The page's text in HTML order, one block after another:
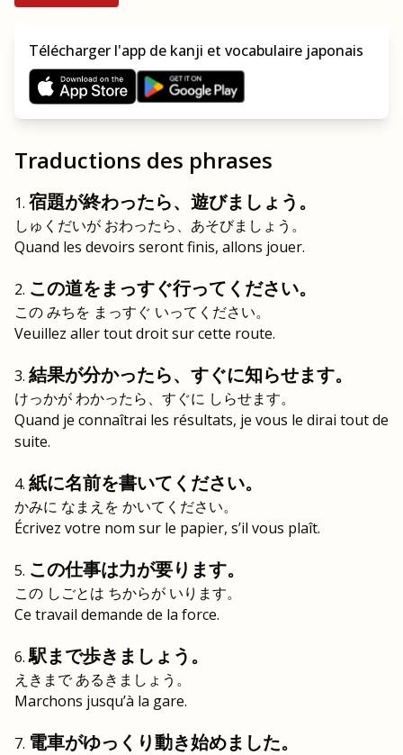
Télécharger l'app de kanji et vocabulaire japonais
Traductions des phrases
宿題が終わったら、遊びましょう。
しゅくだいが おわったら、あそびましょう。
Quand les devoirs seront finis, allons jouer.
この道をまっすぐ行ってください。
この みちを まっすぐ いってください。
Veuillez aller tout droit sur cette route.
結果が分かったら、すぐに知らせます。
けっかが わかったら、すぐに しらせます。
Quand je connaîtrai les résultats, je vous le dirai tout de
suite.
紙に名前を書いてください。
かみに なまえを かいてください。
Écrivez votre nom sur le papier, s’il vous plaît.
この仕事は力が要ります。
この しごとは ちからが いります。
Ce travail demande de la force.
駅まで歩きましょう。
えきまで あるきましょう。
Marchons jusqu’à la gare.
電車がゆっくり動き始めました。